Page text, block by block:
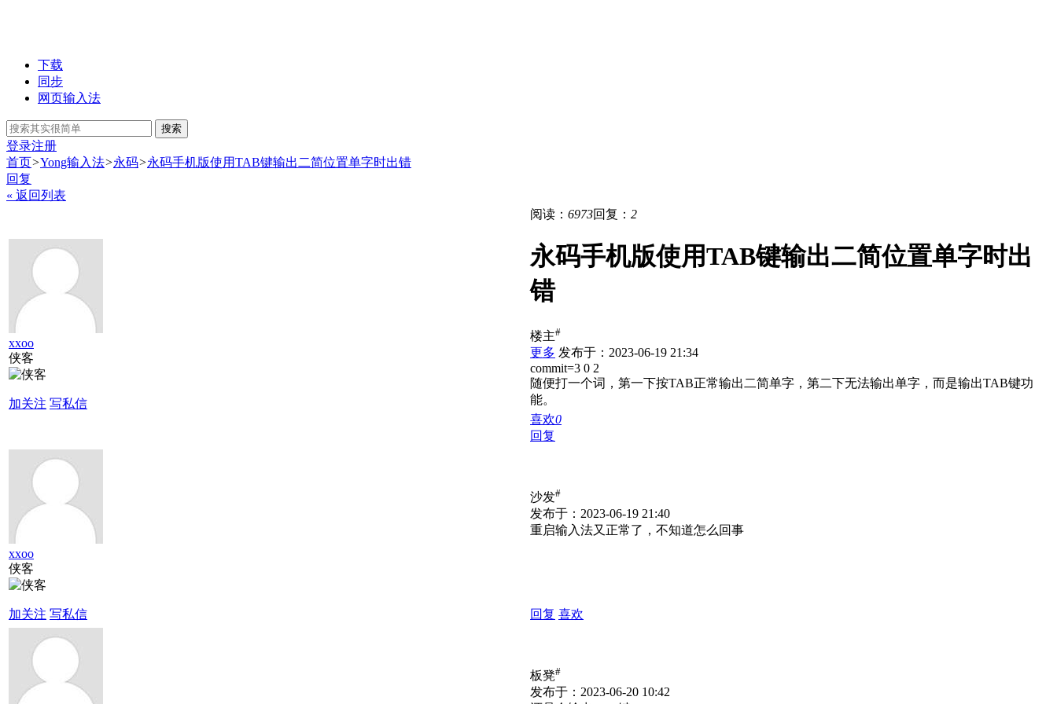
下载
同步
网页输入法
搜索
登录注册
首页>Yong输入法>永码>永码手机版使用TAB键输出二简位置单字时出错
回复
« 返回列表
xxoo
侠客
加关注 写私信
阅读： 6973回复： 2
永码手机版使用TAB键输出二简位置单字时出
错
楼主#
更多 发布于：2023-06-19 21:34
commit=3 0 2
随便打一个词，第一下按TAB正常输出二简单字，第二下无法输出单字，而是输出TAB键功
能。
喜欢0
回复
xxoo
侠客
加关注 写私信
沙发#
发布于：2023-06-19 21:40
重启输入法又正常了，不知道怎么回事
回复 喜欢
板凳#
发布于：2023-06-20 10:42